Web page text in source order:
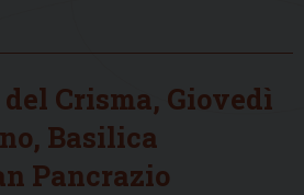
Crisma, Giovedì
Basilica
Pancrazio